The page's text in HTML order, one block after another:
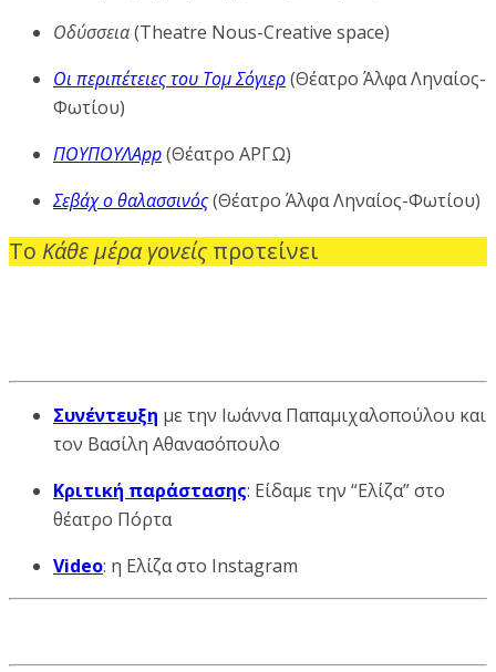
Οδύσσεια(Theatre Nous-Creative space)
Οι περιπέτειες του Τομ Σόγιερ(Θέατρο Άλφα Ληναίος-
Φωτίου)
ΠΟΥΠΟΥΛΑpp(Θέατρο ΑΡΓΩ)
Σεβάχ ο θαλασσινός(Θέατρο Άλφα Ληναίος-Φωτίου)
Το Κάθε μέρα γονείς προτείνει
Συνέντευξη με την Ιωάννα Παπαμιχαλοπούλου και
τον Βασίλη Αθανασόπουλο
Κριτική παράστασης: Είδαμε την “Ελίζα” στο
θέατρο Πόρτα
Video: η Ελίζα στο Instagram